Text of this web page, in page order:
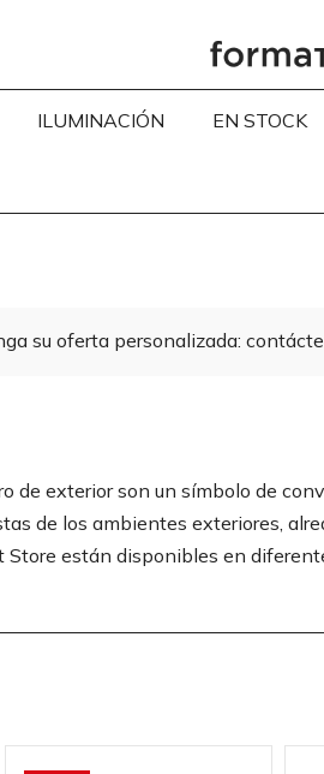
ILUMINACIÓN EN STOCK
su oferta personalizada:
de exterior son un símbolo de
de los ambientes exteriores,
Store están disponibles en